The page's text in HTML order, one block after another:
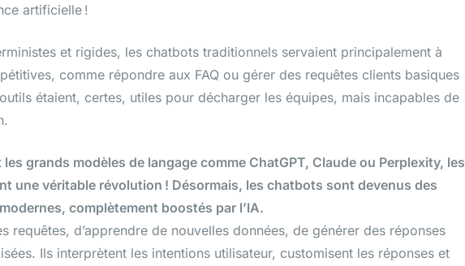
artificielle !
et rigides, les chatbots traditionnels servaient principalement à
comme répondre aux FAQ ou gérer des requêtes clients basiques
étaient, certes, utiles pour décharger les équipes, mais incapables de
grands modèles de langage comme ChatGPT, Claude ou Perplexity, les
une véritable révolution ! Désormais, les chatbots sont devenus des
complètement boostés par l’IA.
requêtes, d’apprendre de nouvelles données, de générer des réponses
Ils interprètent les intentions utilisateur, customisent les réponses et